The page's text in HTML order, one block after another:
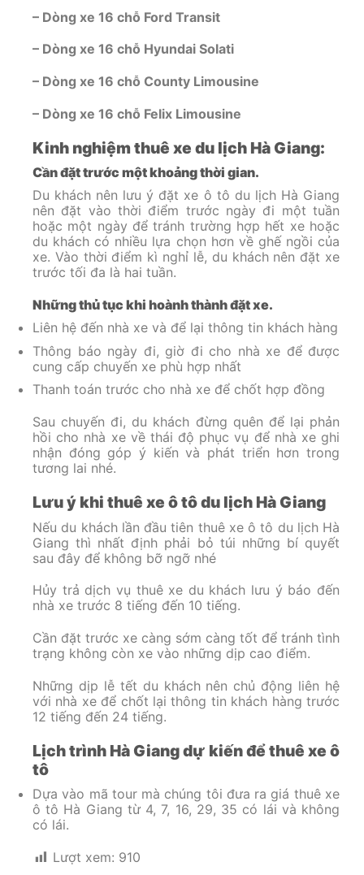
– Dòng xe 16 chỗ Ford Transit
– Dòng xe 16 chỗ Hyundai Solati
– Dòng xe 16 chỗ County Limousine
– Dòng xe 16 chỗ Felix Limousine
Kinh nghiệm thuê xe du lịch Hà Giang:
Cần đặt trước một khoảng thời gian.
Du khách nên lưu ý đặt xe ô tô du lịch Hà Giang
nên đặt vào thời điểm trước ngày đi một tuần
hoặc một ngày để tránh trường hợp hết xe hoặc
du khách có nhiều lựa chọn hơn về ghế ngồi của
xe. Vào thời điểm kì nghỉ lễ, du khách nên đặt xe
trước tối đa là hai tuần.
Những thủ tục khi hoành thành đặt xe.
Liên hệ đến nhà xe và để lại thông tin khách hàng
Thông báo ngày đi, giờ đi cho nhà xe để được
cung cấp chuyến xe phù hợp nhất
Thanh toán trước cho nhà xe để chốt hợp đồng
Sau chuyến đi, du khách đừng quên để lại phản
hồi cho nhà xe về thái độ phục vụ để nhà xe ghi
nhận đóng góp ý kiến và phát triển hơn trong
tương lai nhé.
Lưu ý khi thuê xe ô tô du lịch Hà Giang
Nếu du khách lần đầu tiên thuê xe ô tô du lịch Hà
Giang thì nhất định phải bỏ túi những bí quyết
sau đây để không bỡ ngỡ nhé
Hủy trả dịch vụ thuê xe du khách lưu ý báo đến
nhà xe trước 8 tiếng đến 10 tiếng.
Cần đặt trước xe càng sớm càng tốt để tránh tình
trạng không còn xe vào những dịp cao điểm.
Những dịp lễ tết du khách nên chủ động liên hệ
với nhà xe để chốt lại thông tin khách hàng trước
12 tiếng đến 24 tiếng.
Lịch trình Hà Giang dự kiến để thuê xe ô
tô
Dựa vào mã tour mà chúng tôi đưa ra giá thuê xe
ô tô Hà Giang từ 4, 7, 16, 29, 35 có lái và không
có lái.
Lượt xem: 910